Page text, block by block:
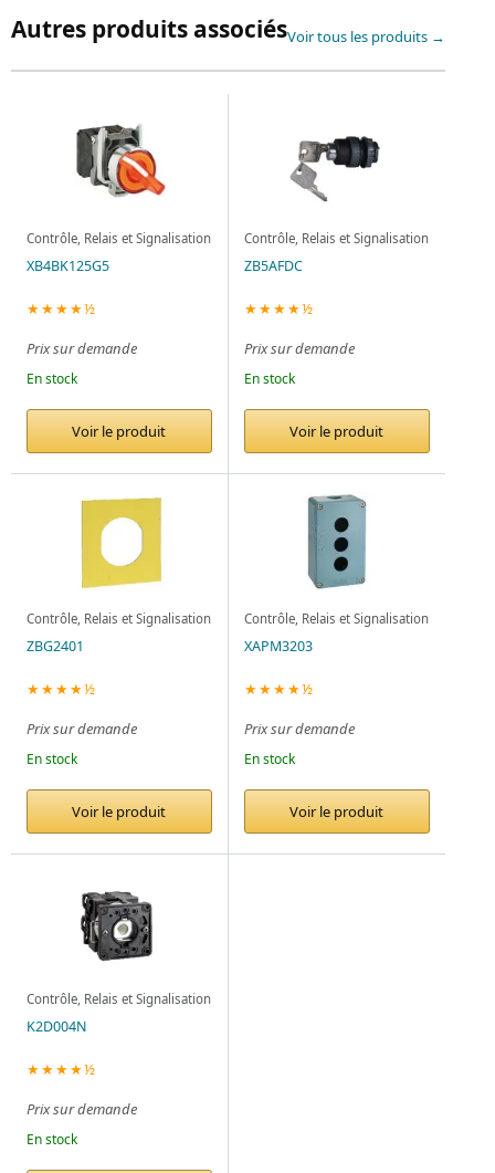
Autres produits associésVoir tous les produits →
Contrôle, Relais et Signalisation
XB4BK125G5
★★★★½
Prix sur demande
En stock
Voir le produit
Contrôle, Relais et Signalisation
ZB5AFDC
★★★★½
Prix sur demande
En stock
Voir le produit
Contrôle, Relais et Signalisation
ZBG2401
★★★★½
Prix sur demande
En stock
Voir le produit
Contrôle, Relais et Signalisation
XAPM3203
★★★★½
Prix sur demande
En stock
Voir le produit
Contrôle, Relais et Signalisation
K2D004N
★★★★½
Prix sur demande
En stock